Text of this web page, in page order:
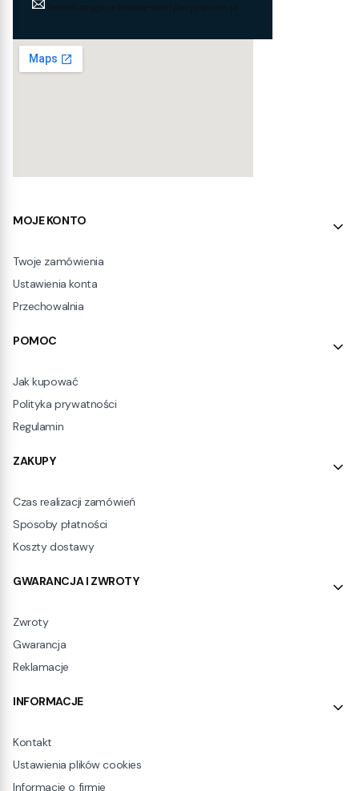
techniczny@hurtownia-wentylacyjna.com.pl
Linki w stopce
MOJE KONTO
Twoje zamówienia
Ustawienia konta
Przechowalnia
POMOC
Jak kupować
Polityka prywatności
Regulamin
ZAKUPY
Czas realizacji zamówień
Sposoby płatności
Koszty dostawy
GWARANCJA I ZWROTY
Zwroty
Gwarancja
Reklamacje
INFORMACJE
Kontakt
Ustawienia plików cookies
Informacje o firmie